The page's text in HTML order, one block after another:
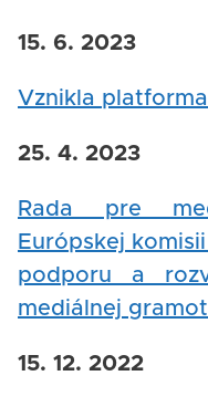
15. 6. 2023
Vznikla
25. 4. 2023
Rada pre
Európskej
podporu a
mediálnej
15. 12. 2022